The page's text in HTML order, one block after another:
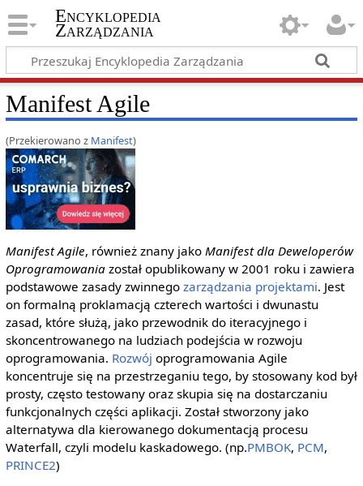
Encyklopedia
Zarządzania
Manifest Agile
(Przekierowano z Manifest)
Manifest Agile, również znany jako Manifest dla Deweloperów
Oprogramowaniazostał opublikowany w 2001 roku i zawiera
podstawowe zasady zwinnego zarządzania projektami. Jest
on formalną proklamacją czterech wartości i dwunastu
zasad, które służą, jako przewodnik do iteracyjnego i
skoncentrowanego na ludziach podejścia w rozwoju
oprogramowania. Rozwój oprogramowania Agile
koncentruje się na przestrzeganiu tego, by stosowany kod był
prosty, często testowany oraz skupia się na dostarczaniu
funkcjonalnych części aplikacji. Został stworzony jako
alternatywa dla kierowanego dokumentacją procesu
Waterfall, czyli modelu kaskadowego. (np.PMBOK, PCM,
PRINCE2)